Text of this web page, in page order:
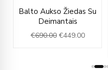
Balto Aukso Žiedas Su
Deimantais
€690.00
Original
price
was:
€690.00.
€449.00
price
€449.00.